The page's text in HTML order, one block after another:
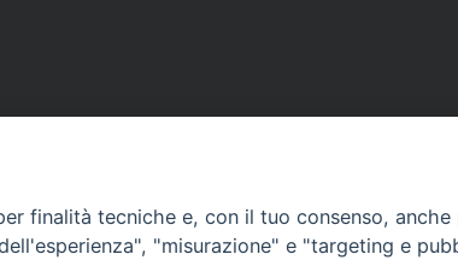
finalità tecniche e, con il tuo consenso,
"misurazione" e "targeting e